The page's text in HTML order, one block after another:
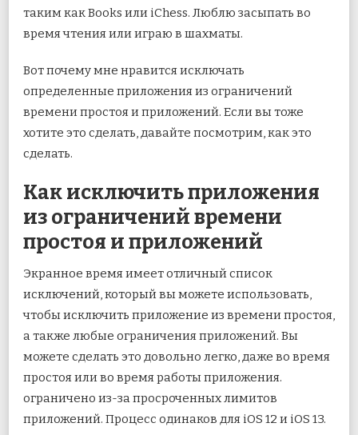
таким как Books или iChess. Люблю засыпать во
время чтения или играю в шахматы.
Вот почему мне нравится исключать
определенные приложения из ограничений
времени простоя и приложений. Если вы тоже
хотите это сделать, давайте посмотрим, как это
сделать.
Как исключить приложения
из ограничений времени
простоя и приложений
Экранное время имеет отличный список
исключений, который вы можете использовать,
чтобы исключить приложение из времени простоя,
а также любые ограничения приложений. Вы
можете сделать это довольно легко, даже во время
простоя или во время работы приложения.
ограничено из-за просроченных лимитов
приложений. Процесс одинаков для iOS 12 и iOS 13.